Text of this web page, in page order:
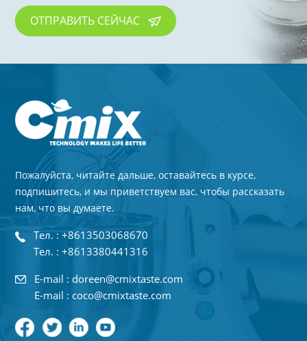
ОТПРАВИТЬ СЕЙЧАС
Пожалуйста, читайте дальше, оставайтесь в курсе,
подпишитесь, и мы приветствуем вас, чтобы рассказать
нам, что вы думаете.
Тел. : +8613503068670
Тел. : +8613380441316
E-mail : doreen@cmixtaste.com
E-mail : coco@cmixtaste.com